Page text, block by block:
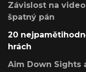
Závislost na
špatný pán
20
hrách
Aim Down Sights